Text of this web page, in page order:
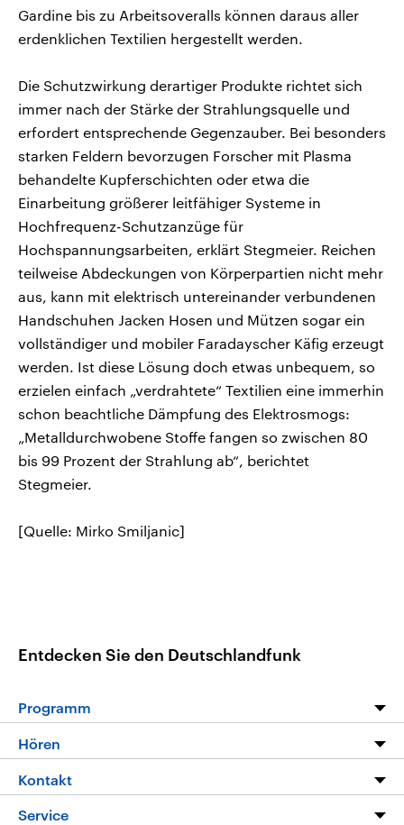
Gardine bis zu Arbeitsoveralls können daraus aller
erdenklichen Textilien hergestellt werden.
Die Schutzwirkung derartiger Produkte richtet sich
immer nach der Stärke der Strahlungsquelle und
erfordert entsprechende Gegenzauber. Bei besonders
starken Feldern bevorzugen Forscher mit Plasma
behandelte Kupferschichten oder etwa die
Einarbeitung größerer leitfähiger Systeme in
Hochfrequenz-Schutzanzüge für
Hochspannungsarbeiten, erklärt Stegmeier. Reichen
teilweise Abdeckungen von Körperpartien nicht mehr
aus, kann mit elektrisch untereinander verbundenen
Handschuhen Jacken Hosen und Mützen sogar ein
vollständiger und mobiler Faradayscher Käfig erzeugt
werden. Ist diese Lösung doch etwas unbequem, so
erzielen einfach „verdrahtete“ Textilien eine immerhin
schon beachtliche Dämpfung des Elektrosmogs:
„Metalldurchwobene Stoffe fangen so zwischen 80
bis 99 Prozent der Strahlung ab“, berichtet
Stegmeier.
[Quelle: Mirko Smiljanic]
Entdecken Sie den Deutschlandfunk
Programm
Die Nachrichten
Hören
Livestream
Kontakt
Hörerservice
Service